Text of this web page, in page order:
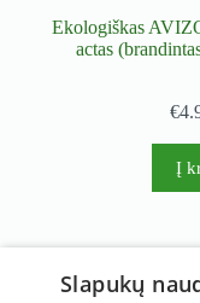
Ekologiškas
actas
€
Į
Susisiekite:Slapukų